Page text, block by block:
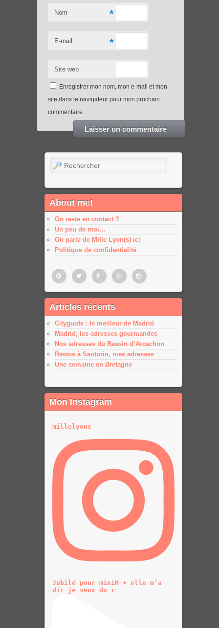
Nom *
E-mail *
Site web
Enregistrer mon nom, mon e-mail et mon
site dans le navigateur pour mon prochain
commentaire.
Rechercher
About me!
On reste en contact ?
Un peu de moi…
On parle de Mille Lyon(s) ici
Politique de confidentialité
PinterestTwitter FacebookGoogle
plus
Google
Articles récents
Cityguide : le meilleur de Madrid
Madrid, les adresses gourmandes
Nos adresses du Bassin d’Arcachon
Restos à Santorin, mes adresses
Une semaine en Bretagne
Mon Instagram
millelyons
Jubilé pour miniM • elle m’a
dit je veux du r